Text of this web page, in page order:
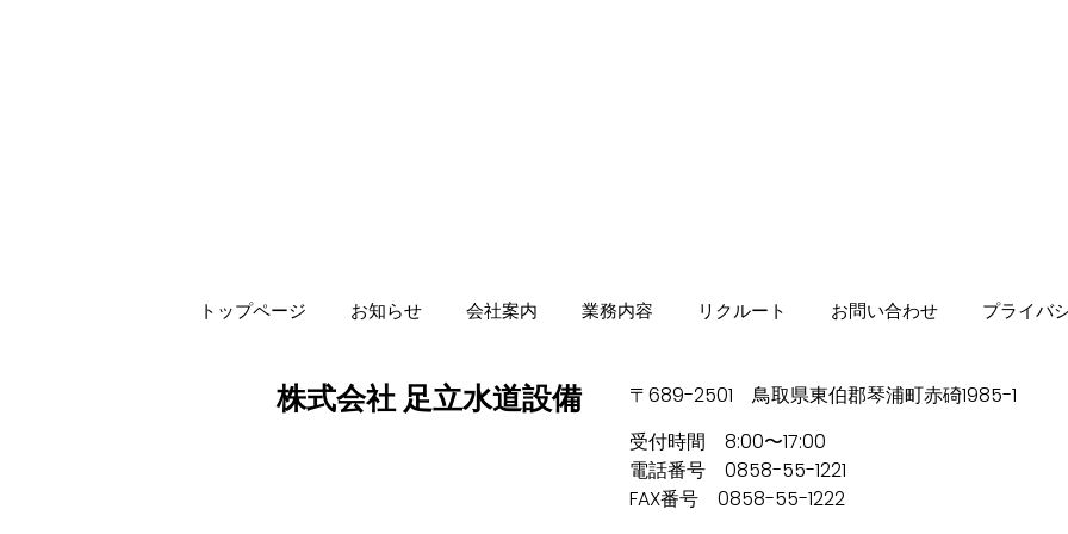
トップページ お知らせ 会社案内 業務内容 リクルート お問い合わせ プライバ
株式会社 足立水道設備
〒689-2501 鳥取県東伯郡琴浦町赤碕1985-1
受付時間 8:00〜17:00
電話番号 0858-55-1221
FAX番号 0858-55-1222